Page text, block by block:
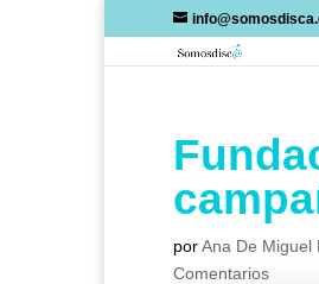
porAna De Miguel
Comentarios